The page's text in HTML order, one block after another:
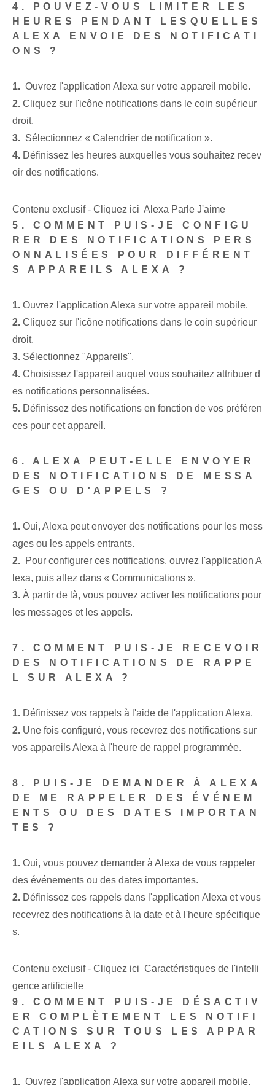
4. POUVEZ-VOUS LIMITER LES
HEURES PENDANT LESQUELLES
ALEXA ENVOIE DES NOTIFICATI
ONS ?
1. ⁣ Ouvrez l'application Alexa sur votre appareil mobile.
2. Cliquez sur l'icône ⁢notifications dans le coin supérieur
droit.
3. ​ Sélectionnez « Calendrier de notification ».
4. Définissez les heures auxquelles vous souhaitez recev
oir des notifications.
Contenu exclusif - Cliquez ici Alexa Parle J'aime
5. ‌COMMENT PUIS-JE CONFIGU
RER DES NOTIFICATIONS PERS
ONNALISÉES POUR DIFFÉRENT
S APPAREILS ALEXA ?
1. ‌Ouvrez l'application Alexa⁢ sur votre appareil mobile.
2. Cliquez sur l'icône ⁤notifications dans le coin supérieur
droit.
3. Sélectionnez "Appareils".
4. Choisissez l'appareil auquel vous souhaitez attribuer d
es notifications personnalisées.
5. Définissez des notifications en fonction de vos préféren
ces pour cet appareil.
6. ALEXA PEUT-ELLE ENVOYER
DES NOTIFICATIONS DE MESSA
GES OU D'APPELS ?
1. Oui, Alexa peut envoyer des notifications pour les mess
ages ou les appels entrants.
2. ‌ Pour ‍configurer‍ ces notifications, ⁢ouvrez l'application A
lexa, puis ⁤allez dans « Communications ».
3. À partir de là, vous pouvez activer les notifications pour
les messages et les appels.
7. COMMENT PUIS-JE RECEVOIR
DES NOTIFICATIONS DE RAPPE
L SUR ALEXA ?
1. Définissez vos rappels ⁢à l'aide de l'application Alexa.
2. Une fois configuré, vous recevrez des notifications sur
vos appareils Alexa à l'heure de rappel programmée.
8. PUIS-JE DEMANDER À ALEXA
DE ME RAPPELER DES ÉVÉNEM
ENTS OU DES DATES IMPORTAN
TES ?
1. Oui, vous pouvez demander à Alexa de vous rappeler
des événements ou des dates importantes.
2. Définissez ces rappels dans l'application Alexa et vous
recevrez des notifications à la date et à l'heure spécifique
s.
Contenu exclusif - Cliquez ici Caractéristiques de l'intelli
gence artificielle
9. COMMENT PUIS-JE DÉSACTIV
ER COMPLÈTEMENT LES NOTIFI
CATIONS SUR TOUS LES APPAR
EILS ALEXA ?
1. ‍ Ouvrez l'application Alexa sur votre appareil mobile.